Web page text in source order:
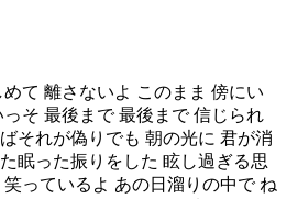
て 離さないよ このまま 傍にい
そ 最後まで 最後まで 信じられ
それが偽りでも 朝の光に 君が消
眠った振りをした 眩し過ぎる思
っているよ あの日溜りの中で ね